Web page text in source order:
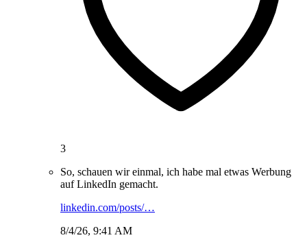
3
So, schauen wir einmal, ich habe mal etwas Werbung
auf LinkedIn gemacht.
linkedin.com/posts/…
8/4/26, 9:41 AM